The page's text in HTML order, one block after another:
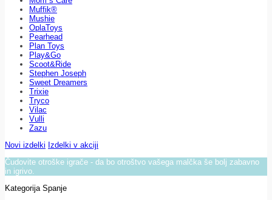
Muffik®
Mushie
OplaToys
Pearhead
Plan Toys
Play&Go
Scoot&Ride
Stephen Joseph
Sweet Dreamers
Trixie
Tryco
Vilac
Vulli
Zazu
Novi izdelki Izdelki v akciji
Čudovite otroške igrače - da bo otroštvo vašega malčka še bolj zabavno
in igrivo.
Kategorija Spanje